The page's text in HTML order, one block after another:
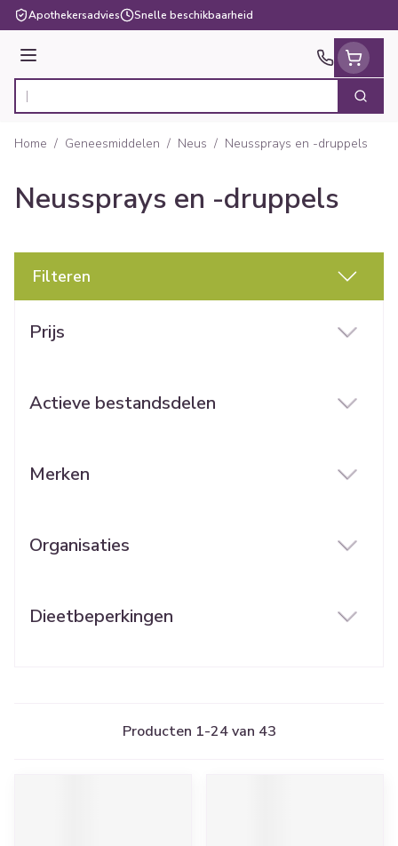
Ga naar de inhoud
Apothekersadvies Snelle beschikbaarheid
Menu
Product, merk, categorie... Zoek
Home / Geneesmiddelen / Neus / Neussprays en -druppels
Neussprays en -druppels
Filteren
Prijs
Actieve bestandsdelen
Merken
Organisaties
Dieetbeperkingen
Producten 1-24van 43